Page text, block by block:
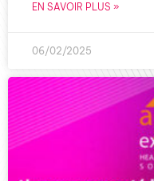
EN SAVOIR PLUS »
06/02/2025